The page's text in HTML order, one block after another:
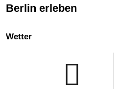
Berlin erleben
Wetter